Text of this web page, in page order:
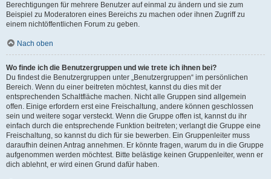
Berechtigungen für mehrere Benutzer auf einmal zu ändern und sie zum
Beispiel zu Moderatoren eines Bereichs zu machen oder ihnen Zugriff zu
einem nichtöffentlichen Forum zu geben.
Nach oben
Wo finde ich die Benutzergruppen und wie trete ich ihnen bei?
Du findest die Benutzergruppen unter „Benutzergruppen“ im persönlichen
Bereich. Wenn du einer beitreten möchtest, kannst du dies mit der
entsprechenden Schaltfläche machen. Nicht alle Gruppen sind allgemein
offen. Einige erfordern erst eine Freischaltung, andere können geschlossen
sein und weitere sogar versteckt. Wenn die Gruppe offen ist, kannst du ihr
einfach durch die entsprechende Funktion beitreten; verlangt die Gruppe eine
Freischaltung, so kannst du dich für sie bewerben. Ein Gruppenleiter muss
daraufhin deinen Antrag annehmen. Er könnte fragen, warum du in die Gruppe
aufgenommen werden möchtest. Bitte belästige keinen Gruppenleiter, wenn er
dich ablehnt, er wird einen Grund dafür haben.